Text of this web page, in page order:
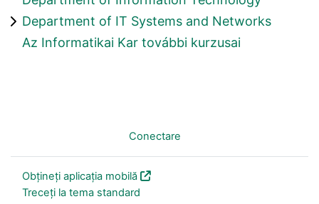
Department of IT Systems and Networks
Az Informatikai Kar további kurzusai
Conectare
Obțineți aplicația mobilă
Treceți la tema standard